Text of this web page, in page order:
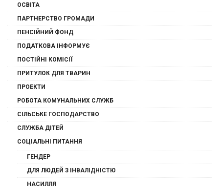
ОСВІТА
ПАРТНЕРСТВО ГРОМАДИ
ПЕНСІЙНИЙ ФОНД
ПОДАТКОВА ІНФОРМУЄ
ПОСТІЙНІ КОМІСІЇ
ПРИТУЛОК ДЛЯ ТВАРИН
ПРОЕКТИ
РОБОТА КОМУНАЛЬНИХ СЛУЖБ
СІЛЬСЬКЕ ГОСПОДАРСТВО
СЛУЖБА ДІТЕЙ
СОЦІАЛЬНІ ПИТАННЯ
ГЕНДЕР
ДЛЯ ЛЮДЕЙ З ІНВАЛІДНІСТЮ
НАСИЛЛЯ